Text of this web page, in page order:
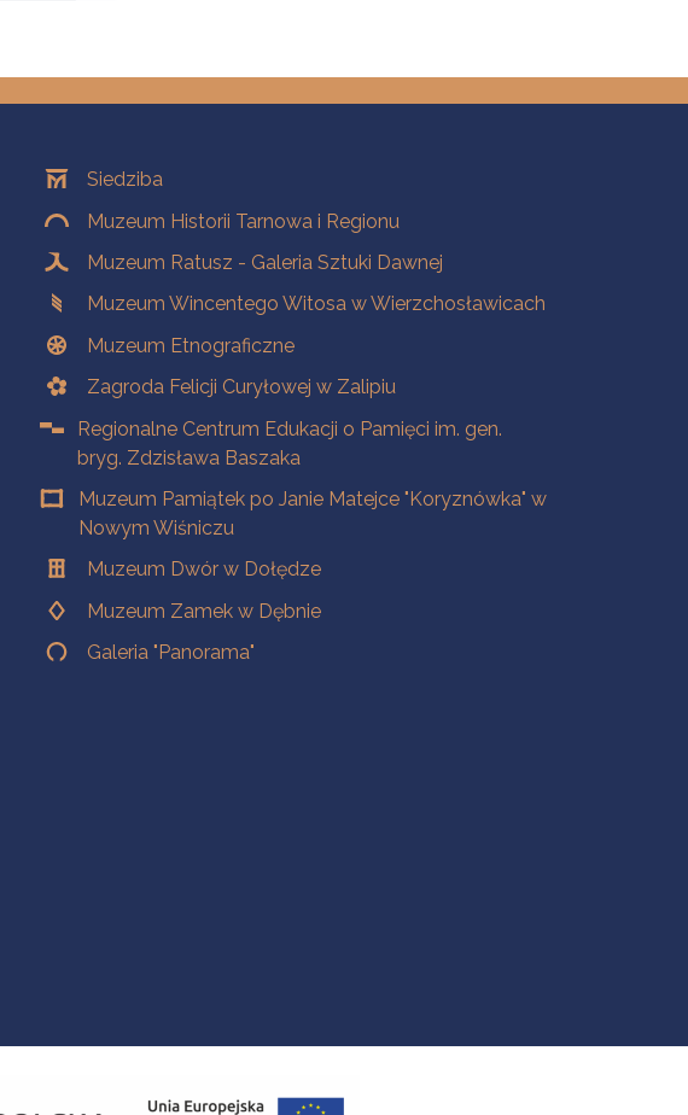
OddziałySiedziba
Muzeum Historii Tarnowa i Regionu
Muzeum Ratusz - Galeria Sztuki Dawnej
Muzeum Wincentego Witosa w Wierzchosławicach
Muzeum Etnograficzne
Zagroda Felicji Curyłowej w Zalipiu
Regionalne Centrum Edukacji o Pamięci im. gen.
bryg. Zdzisława Baszaka
Muzeum Pamiątek po Janie Matejce "Koryznówka" w
Nowym Wiśniczu
Muzeum Dwór w Dołędze
Muzeum Zamek w Dębnie
Galeria "Panorama"